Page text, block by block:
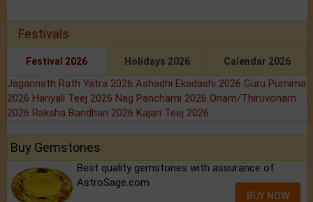
Festivals
Festival 2026 Holidays 2026 Calendar 2026
Jagannath Rath Yatra 2026 Ashadhi Ekadashi 2026 Guru Purnima
2026 Hariyali Teej 2026 Nag Panchami 2026 Onam/Thiruvonam
2026 Raksha Bandhan 2026 Kajari Teej 2026
Buy Gemstones
Best quality gemstones with assurance of
AstroSage.com
BUY NOW